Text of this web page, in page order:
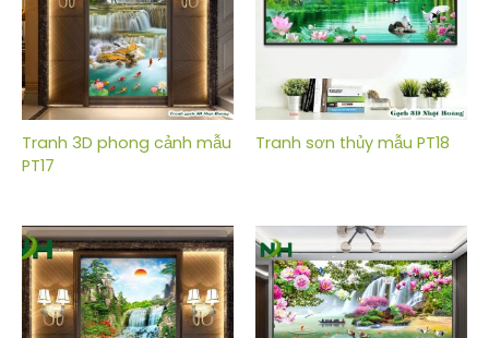
Tranh 3D phong cảnh mẫu
PT17
Tranh sơn thủy mẫu PT18